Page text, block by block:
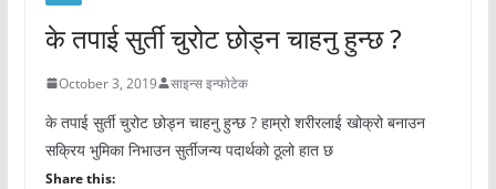
के तपाई सुर्ती चुरोट छोड्न चाहनु हुन्छ ?
October 3, 2019 साइन्स इन्फोटेक
के तपाई सुर्ती चुरोट छोड्न चाहनु हुन्छ ? हाम्रो शरीरलाई खोक्रो बनाउन
सक्रिय भुमिका निभाउन सुर्तीजन्य पदार्थको ठूलो हात छ
Share this: